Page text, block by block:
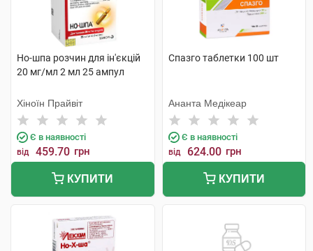
Но-шпа розчин для ін'єкцій
20 мг/мл 2 мл 25 ампул
Хіноїн Прайвіт
Є в наявності
від 459.70 грн
КУПИТИ
Спазго таблетки 100 шт
Ананта Медікеар
Є в наявності
від 624.00 грн
КУПИТИ